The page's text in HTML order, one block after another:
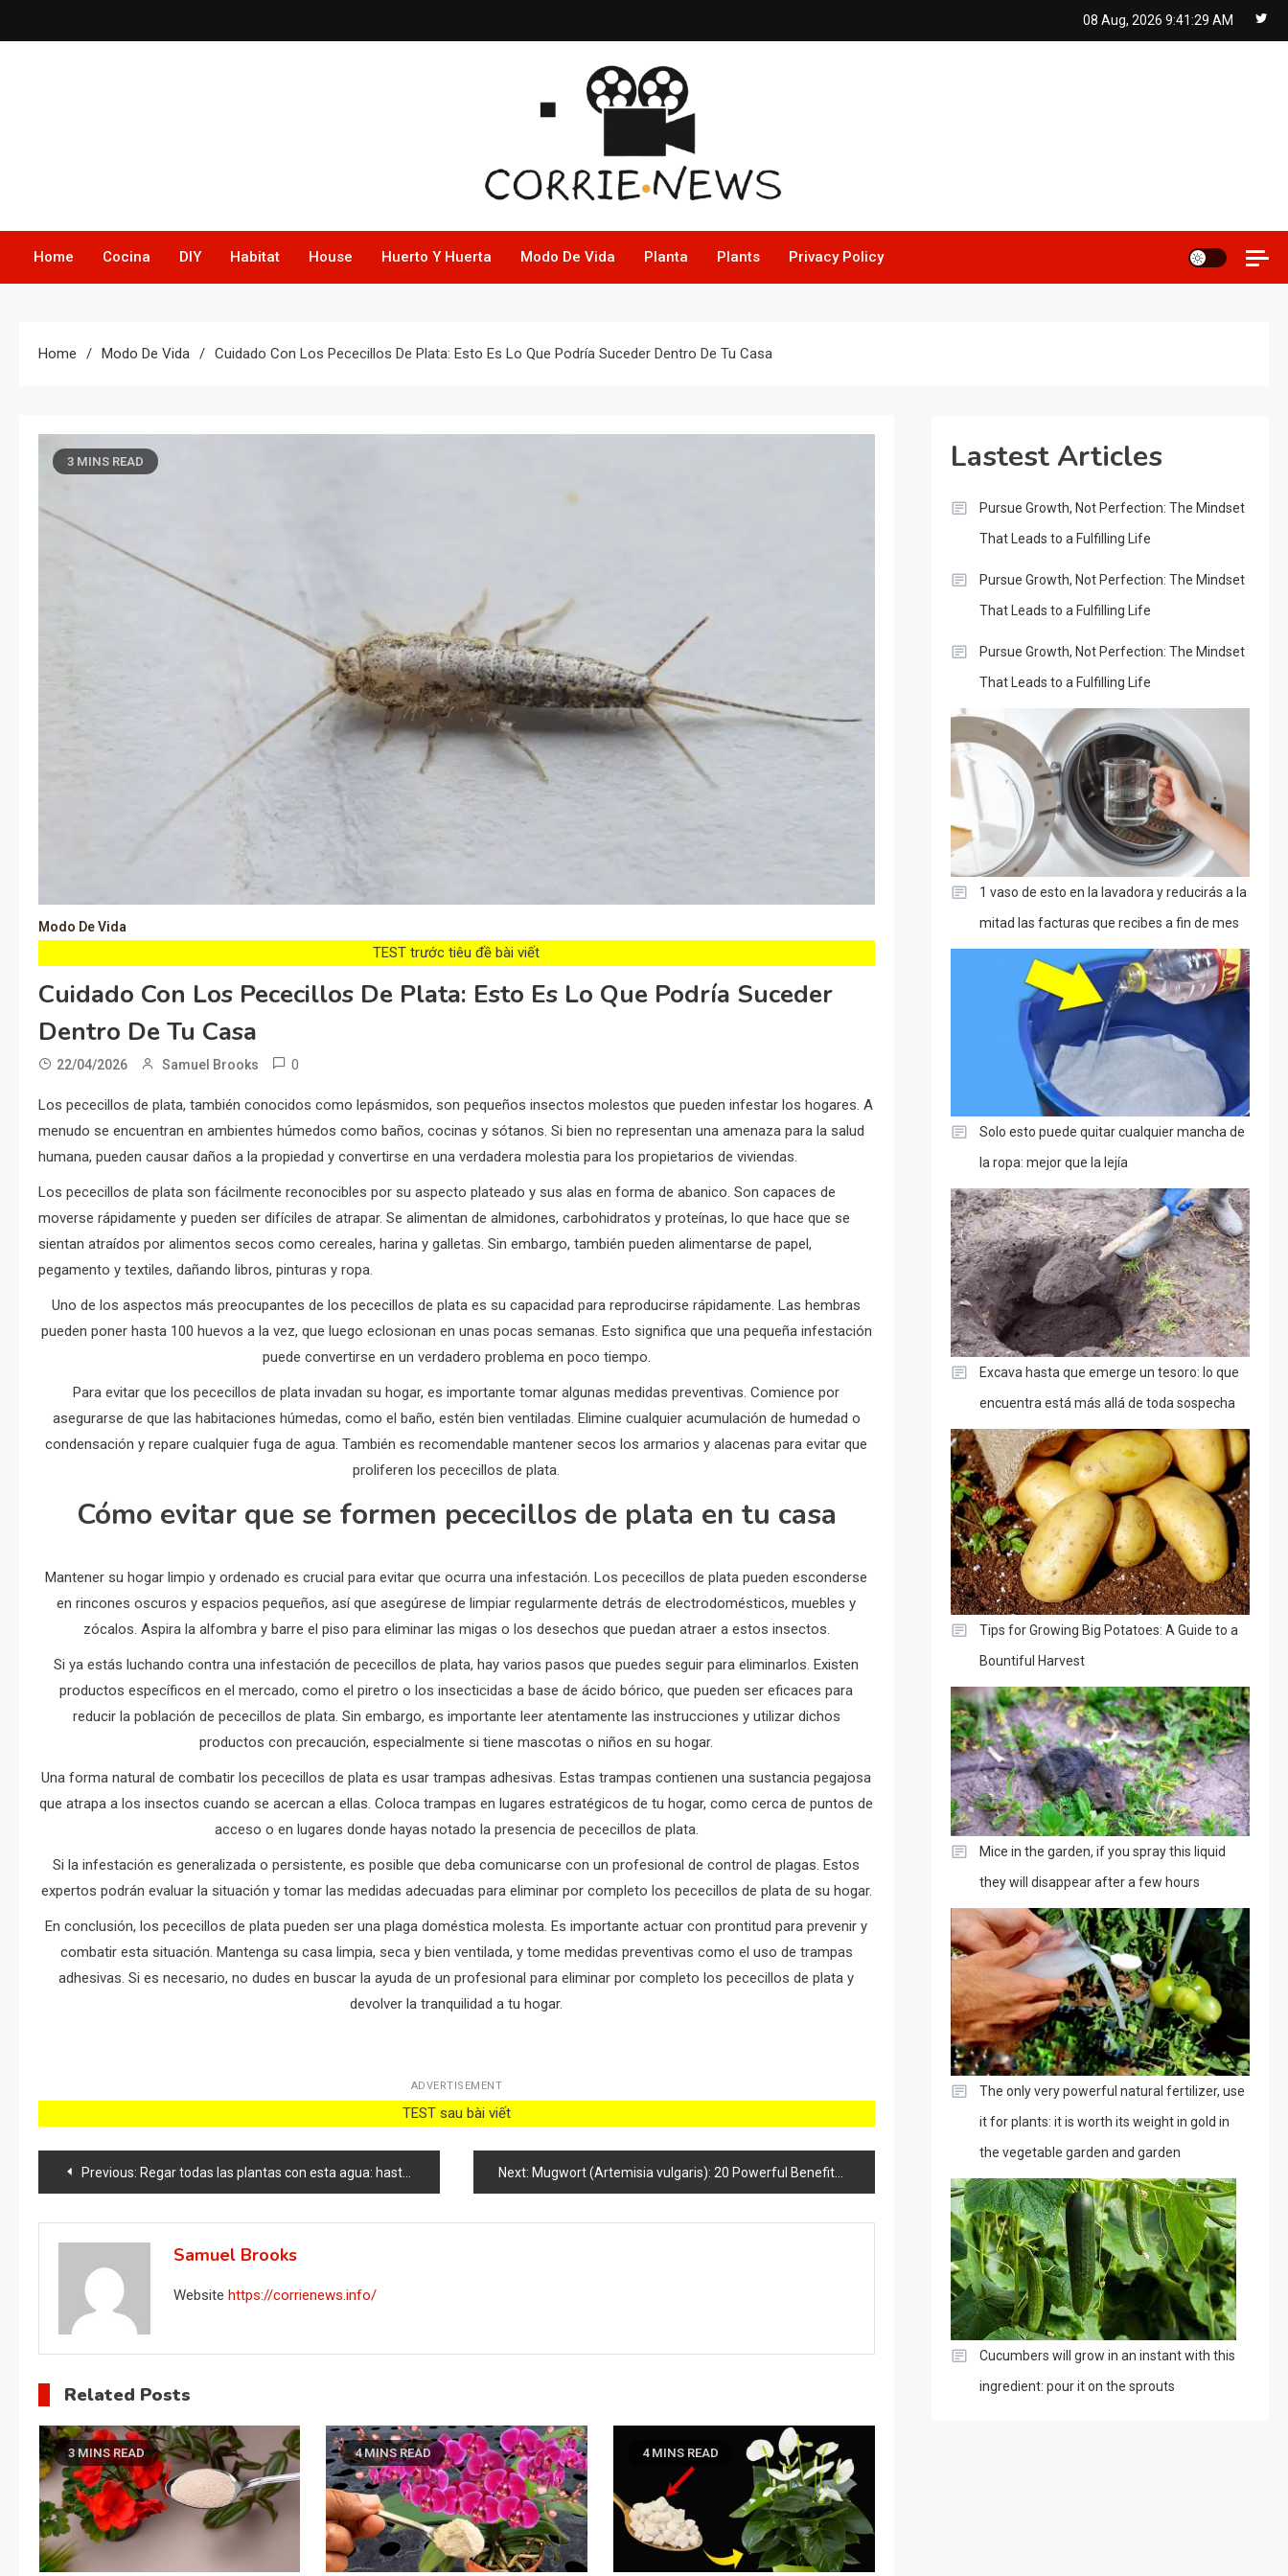
to
08 Aug, 2026 9:41:30 AM
Home Cocina DIY Habitat House Huerto Y Huerta Modo De Vida Planta Plants Privacy Policy
Home Modo De Vida Cuidado Con Los Pececillos De Plata: Esto Es Lo Que Podría Suceder Dentro De Tu Casa
3 MINS READ
Modo De Vida
TEST trước tiêu đề bài viết
Cuidado Con Los Pececillos De Plata: Esto Es Lo Que Podría Suceder
Dentro De Tu Casa
22/04/2026 Samuel Brooks 0
Los pececillos de plata, también conocidos como lepásmidos, son pequeños insectos molestos que pueden infestar los hogares. A
menudo se encuentran en ambientes húmedos como baños, cocinas y sótanos. Si bien no representan una amenaza para la salud
humana, pueden causar daños a la propiedad y convertirse en una verdadera molestia para los propietarios de viviendas.
Los pececillos de plata son fácilmente reconocibles por su aspecto plateado y sus alas en forma de abanico. Son capaces de
moverse rápidamente y pueden ser difíciles de atrapar. Se alimentan de almidones, carbohidratos y proteínas, lo que hace que se
sientan atraídos por alimentos secos como cereales, harina y galletas. Sin embargo, también pueden alimentarse de papel,
pegamento y textiles, dañando libros, pinturas y ropa.
Uno de los aspectos más preocupantes de los pececillos de plata es su capacidad para reproducirse rápidamente. Las hembras
pueden poner hasta 100 huevos a la vez, que luego eclosionan en unas pocas semanas. Esto significa que una pequeña infestación
puede convertirse en un verdadero problema en poco tiempo.
Para evitar que los pececillos de plata invadan su hogar, es importante tomar algunas medidas preventivas. Comience por
asegurarse de que las habitaciones húmedas, como el baño, estén bien ventiladas. Elimine cualquier acumulación de humedad o
condensación y repare cualquier fuga de agua. También es recomendable mantener secos los armarios y alacenas para evitar que
proliferen los pececillos de plata.
Cómo evitar que se formen pececillos de plata en tu casa
Mantener su hogar limpio y ordenado es crucial para evitar que ocurra una infestación. Los pececillos de plata pueden esconderse
en rincones oscuros y espacios pequeños, así que asegúrese de limpiar regularmente detrás de electrodomésticos, muebles y
zócalos. Aspira la alfombra y barre el piso para eliminar las migas o los desechos que puedan atraer a estos insectos.
Si ya estás luchando contra una infestación de pececillos de plata, hay varios pasos que puedes seguir para eliminarlos. Existen
productos específicos en el mercado, como el piretro o los insecticidas a base de ácido bórico, que pueden ser eficaces para
reducir la población de pececillos de plata. Sin embargo, es importante leer atentamente las instrucciones y utilizar dichos
productos con precaución, especialmente si tiene mascotas o niños en su hogar.
Una forma natural de combatir los pececillos de plata es usar trampas adhesivas. Estas trampas contienen una sustancia pegajosa
que atrapa a los insectos cuando se acercan a ellas. Coloca trampas en lugares estratégicos de tu hogar, como cerca de puntos de
acceso o en lugares donde hayas notado la presencia de pececillos de plata.
Si la infestación es generalizada o persistente, es posible que deba comunicarse con un profesional de control de plagas. Estos
expertos podrán evaluar la situación y tomar las medidas adecuadas para eliminar por completo los pececillos de plata de su hogar.
En conclusión, los pececillos de plata pueden ser una plaga doméstica molesta. Es importante actuar con prontitud para prevenir y
combatir esta situación. Mantenga su casa limpia, seca y bien ventilada, y tome medidas preventivas como el uso de trampas
adhesivas. Si es necesario, no dudes en buscar la ayuda de un profesional para eliminar por completo los pececillos de plata y
devolver la tranquilidad a tu hogar.
ADVERTISEMENT
TEST sau bài viết
Post
navigation
Previous: Regar todas las plantas con esta agua: hasta las flores más secas florecerán Next: Mugwort (Artemisia vulgaris): 20 Powerful Benefits and Expert Tips for Use
Samuel Brooks
Website https://corrienews.info/
Related Posts
3 MINS READ 4 MINS READ 4 MINS READ
Lastest Articles
Pursue Growth, Not Perfection: The Mindset
That Leads to a Fulfilling Life
Pursue Growth, Not Perfection: The Mindset
That Leads to a Fulfilling Life
Pursue Growth, Not Perfection: The Mindset
That Leads to a Fulfilling Life
1 vaso de esto en la lavadora y reducirás a la
mitad las facturas que recibes a fin de mes
Solo esto puede quitar cualquier mancha de
la ropa: mejor que la lejía
Excava hasta que emerge un tesoro: lo que
encuentra está más allá de toda sospecha
Tips for Growing Big Potatoes: A Guide to a
Bountiful Harvest
Mice in the garden, if you spray this liquid
they will disappear after a few hours
The only very powerful natural fertilizer, use
it for plants: it is worth its weight in gold in
the vegetable garden and garden
Cucumbers will grow in an instant with this
ingredient: pour it on the sprouts